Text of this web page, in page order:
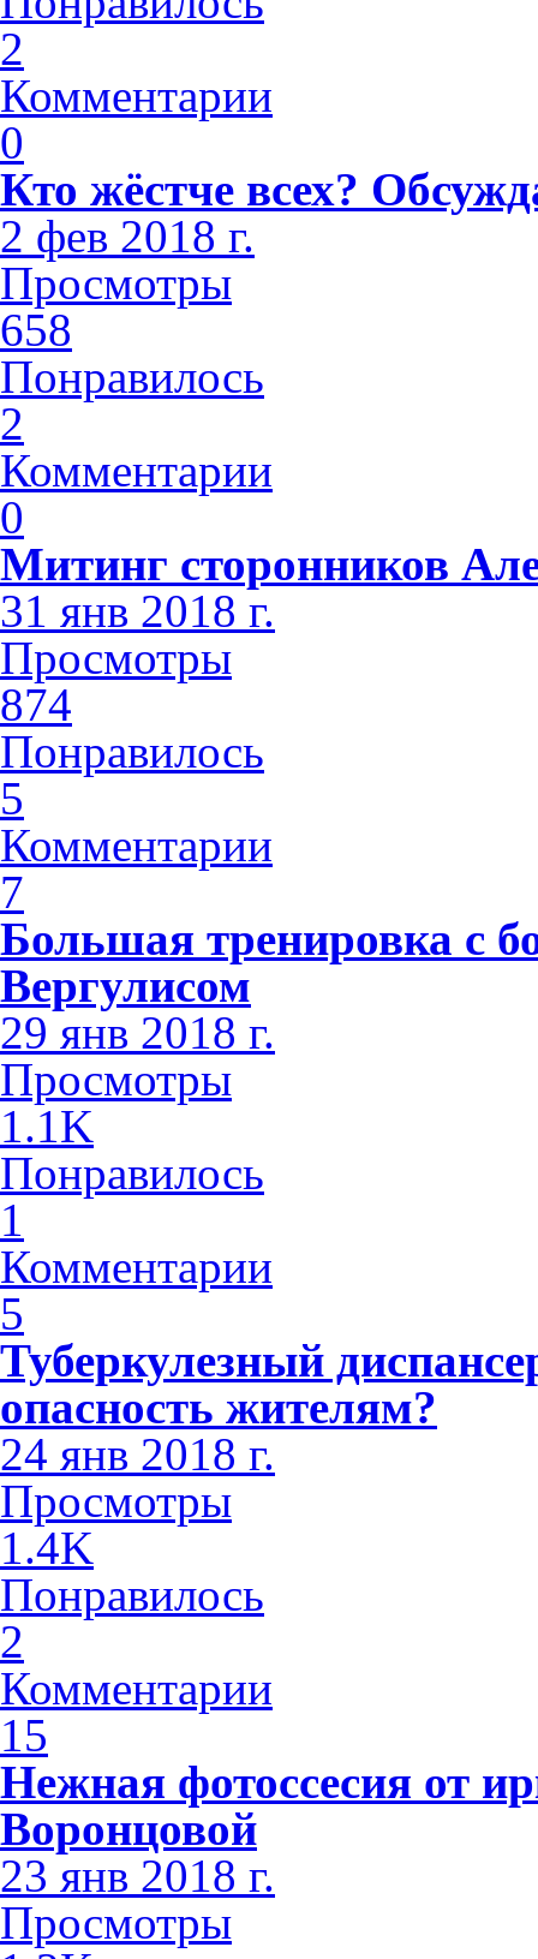
2
Комментарии
0
Кто жёстче всех?
2 фев 2018 г.
Просмотры
658
Понравилось
2
Комментарии
0
Митинг сторонников
31 янв 2018 г.
Просмотры
874
Понравилось
5
Комментарии
7
Большая тренировка с
Вергулисом
29 янв 2018 г.
Просмотры
1.1K
Понравилось
1
Комментарии
5
Туберкулезный
опасность жителям?
24 янв 2018 г.
Просмотры
1.4K
Понравилось
2
Комментарии
15
Нежная фотоссесия от
Воронцовой
23 янв 2018 г.
Просмотры